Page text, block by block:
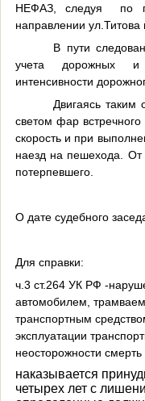
НЕФАЗ, следуя
по
направлении ул.Титова
В пути
учета дорожных и
интенсивности
Двигаясь
светом фар
скорость и при
наезд на пешехода. От
потерпевшего.
О дате судебного
Для справки:
ч.3 ст.264 УК РФ -
автомобилем,
транспортным
эксплуатации
неосторожности смерть
наказывается
четырех лет с